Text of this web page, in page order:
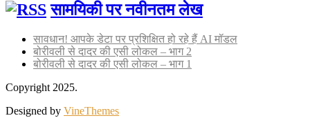
सामयिकी पर नवीनतम लेख
सावधान! आपके डेटा पर प्रशिक्षित हो रहे हैं AI मॉडल
बोरीवली से दादर की एसी लोकल – भाग 2
बोरीवली से दादर की एसी लोकल – भाग 1
Copyright 2025.
Designed by VineThemes